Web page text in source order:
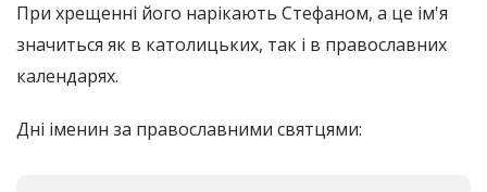
При хрещенні його нарікають Стефаном, а це ім'я
значиться як в католицьких, так і в православних
календарях.
Дні іменин за православними святцями: